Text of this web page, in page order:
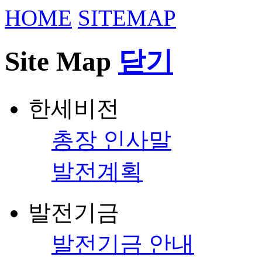
HOME SITEMAP
Site Map 닫기
한세비전
총장 인사말
발전계획
발전기금
발전기금 안내